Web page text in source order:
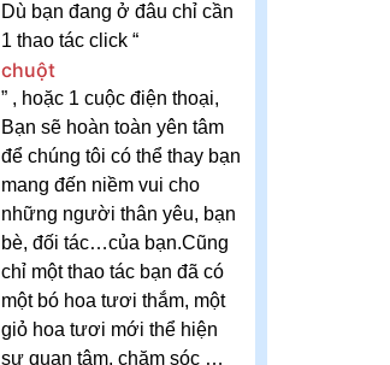
Dù bạn đang ở đâu chỉ cần
1 thao tác click “
chuột
” , hoặc 1 cuộc điện thoại,
Bạn sẽ hoàn toàn yên tâm
để chúng tôi có thể thay bạn
mang đến niềm vui cho
những người thân yêu, bạn
bè, đối tác…của bạn.Cũng
chỉ một thao tác bạn đã có
một bó hoa tươi thắm, một
giỏ hoa tươi mới thể hiện
sự quan tâm, chăm sóc …